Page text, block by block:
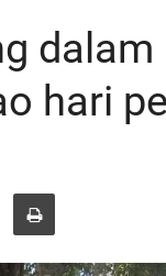
dalam
hari